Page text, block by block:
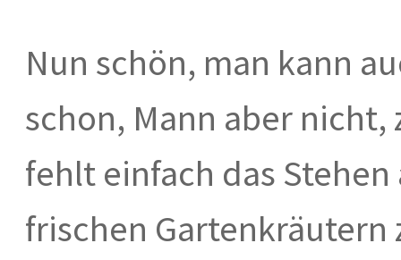
Nun schön, man kann
schon, Mann aber
fehlt einfach das
frischen Gartenkräutern